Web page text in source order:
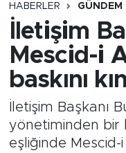
HABERLER GÜNDEM
İletişim
Mescid-i
baskını
İletişim Başkanı
yönetiminden bir
eşliğinde Mescid-
Gündem
İlçeler
Magazin
Tüm Manşetler
Son Dakika